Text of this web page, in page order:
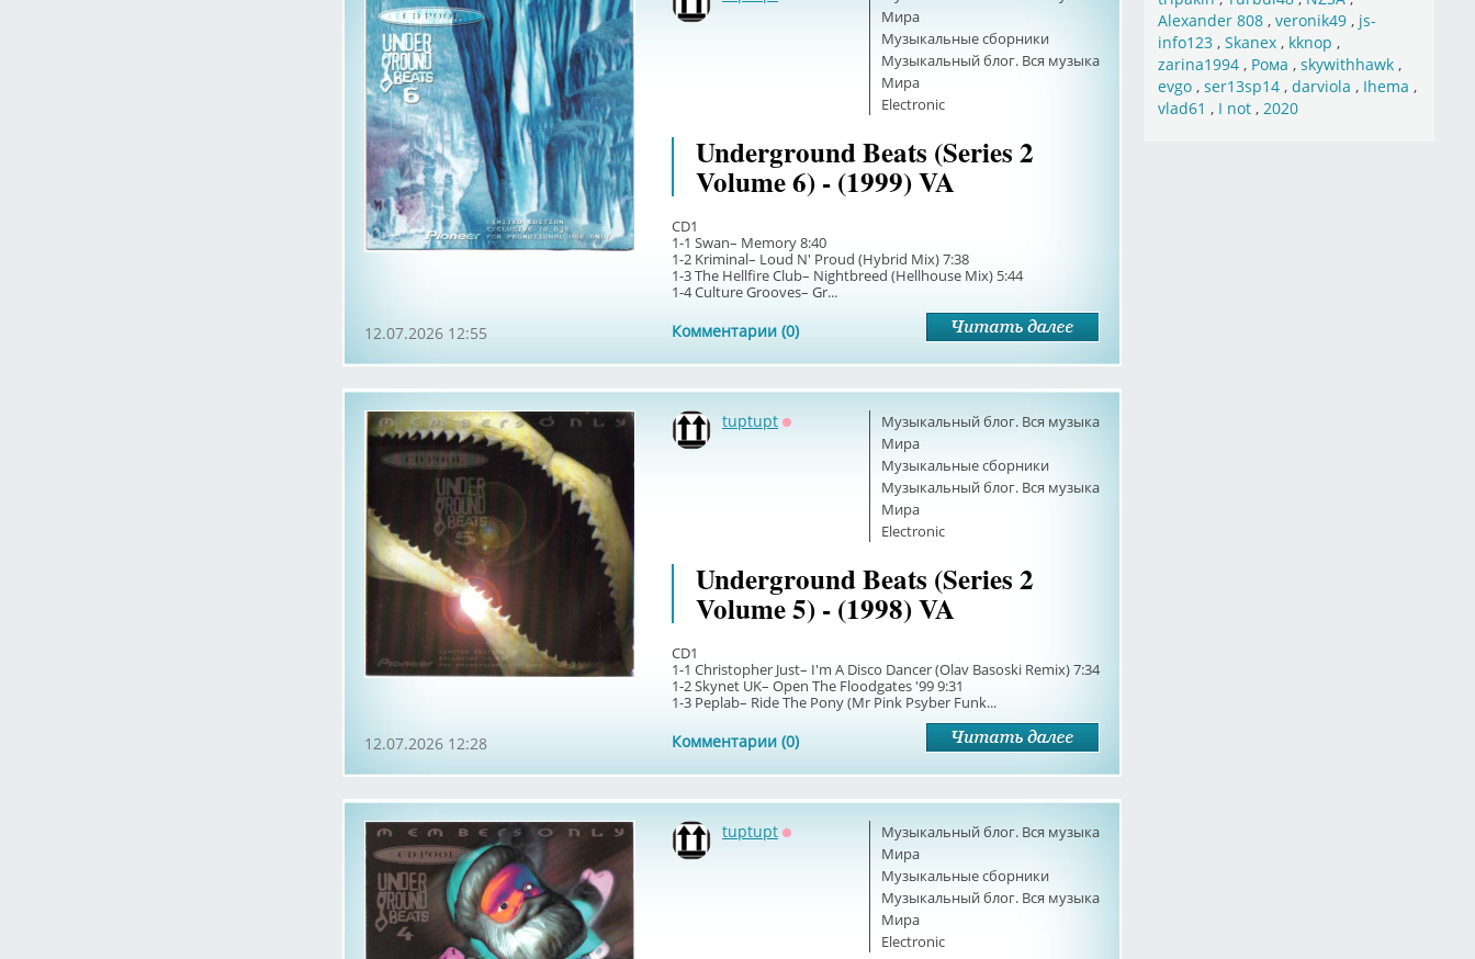
Мира
Музыкальные сборники
Музыкальный блог. Вся музыка
Мира
Electronic
Underground Beats (Series 2
Volume 6) - (1999) VA
CD1
1-1 Swan– Memory 8:40
1-2 Kriminal– Loud N' Proud (Hybrid Mix) 7:38
1-3 The Hellfire Club– Nightbreed (Hellhouse Mix) 5:44
1-4 Culture Grooves– Gr...
Комментарии (0)
12.07.2026 12:55
Музыкальный блог. Вся музыка
Мира
Музыкальные сборники
Музыкальный блог. Вся музыка
Мира
Electronic
tuptupt
Underground Beats (Series 2
Volume 5) - (1998) VA
CD1
1-1 Christopher Just– I'm A Disco Dancer (Olav Basoski Remix) 7:34
1-2 Skynet UK– Open The Floodgates '99 9:31
1-3 Peplab– Ride The Pony (Mr Pink Psyber Funk...
Комментарии (0)
12.07.2026 12:28
Музыкальный блог. Вся музыка
Мира
Музыкальные сборники
Музыкальный блог. Вся музыка
Мира
Electronic
tuptupt
Alexander 808, veronik49, js-
info123, Skanex, kknop ,
zarina1994, Рома , skywithhawk,
evgo, ser13sp14, darviola , Ihema ,
vlad61 , I not, 2020